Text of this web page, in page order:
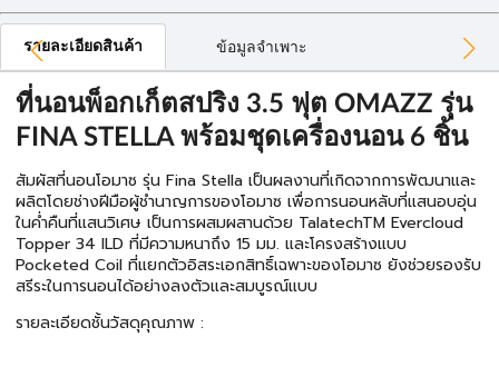
รายละเอียดสินค้า ข้อมูลจำเพาะ
ที่นอนพ็อกเก็ตสปริง 3.5 ฟุต OMAZZ รุ่น
FINA STELLA พร้อมชุดเครื่องนอน 6 ชิ้น
สัมผัสที่นอนโอมาซ รุ่น Fina Stella เป็นผลงานที่เกิดจากการพัฒนาและ
ผลิตโดยช่างฝีมือผู้ชำนาญการของโอมาซ เพื่อการนอนหลับที่แสนอบอุ่น
ในค่ำคืนที่แสนวิเศษ เป็นการผสมผสานด้วย TalatechTM Evercloud
Topper 34 ILD ที่มีความหนาถึง 15 มม. และโครงสร้างแบบ
Pocketed Coil ที่แยกตัวอิสระเอกสิทธิ์เฉพาะของโอมาซ ยังช่วยรองรับ
สรีระในการนอนได้อย่างลงตัวและสมบูรณ์แบบ
รายละเอียดชั้นวัสดุคุณภาพ :